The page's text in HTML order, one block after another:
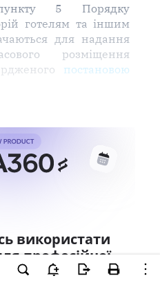
5 Порядку
готелям та іншим
для надання
розміщення
постановою
використати
професійної